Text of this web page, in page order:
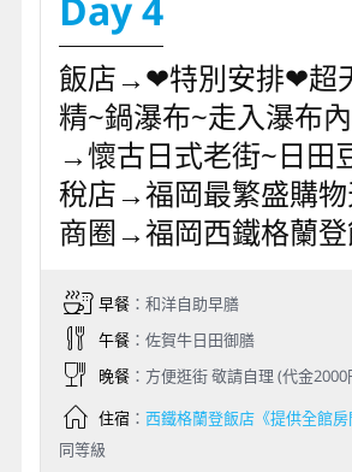
飯店→❤特別安排❤超
精~鍋瀑布~走入瀑布
→懷古日式老街~日田
稅店→福岡最繁盛購
商圈→福岡西鐵格蘭
早餐：和洋自助早膳
午餐：佐賀牛日田御膳
晚餐：方便逛街 敬請自理 (代金2000
住宿： 西鐵格蘭登飯店《提供全館房
同等級